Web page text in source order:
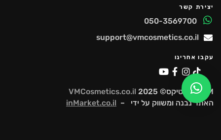
יצירת קשר
support@vmcosmetics.co.il
עקבו אחרינו
VM קוסמטיקס© 2025
VMCosmetics.co.il
האתר נבנה ומשווק על ידי – inMarket.co.il